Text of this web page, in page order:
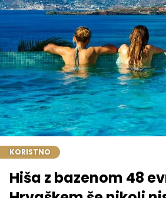
KORISTNO
Hiša z bazenom 48